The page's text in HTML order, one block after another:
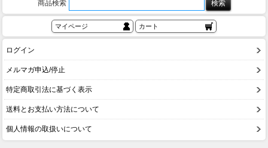
商品検索
マイページ カート
ログイン
メルマガ申込/停止
特定商取引法に基づく表示
送料とお支払い方法について
個人情報の取扱いについて